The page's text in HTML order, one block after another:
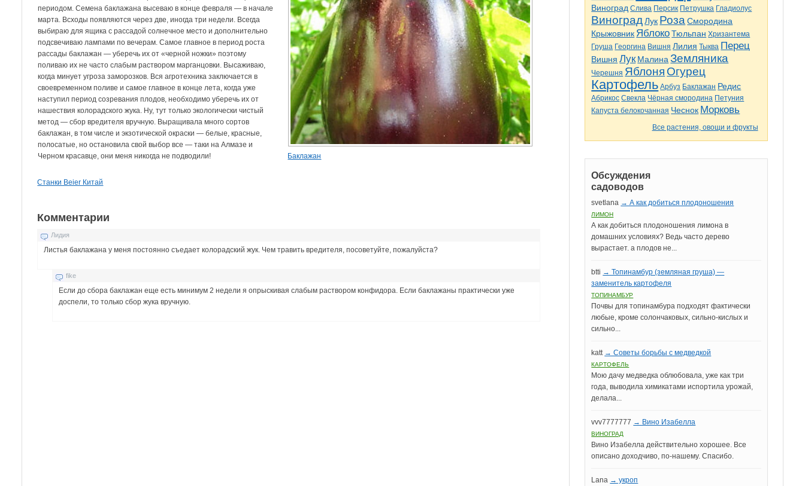
Баклажан
периодом. Семена баклажана высеваю в конце февраля — в начале
марта. Всходы появляются через две, иногда три недели. Всегда
выбираю для ящика с рассадой солнечное место и дополнительно
подсвечиваю лампами по вечерам. Самое главное в период роста
рассады баклажан — уберечь их от «черной ножки» поэтому
поливаю их не часто слабым раствором марганцовки. Высаживаю,
когда минует угроза заморозков. Вся агротехника заключается в
своевременном поливе и самое главное в конце лета, когда уже
наступил период созревания плодов, необходимо уберечь их от
нашествия колорадского жука. Ну, тут только экологически чистый
метод — сбор вредителя вручную. Выращивала много сортов
баклажан, в том числе и экзотической окраски — белые, красные,
полосатые, но остановила свой выбор все — таки на Алмазе и
Черном красавце, они меня никогда не подводили!
Станки Beier Китай
Комментарии
Лидия
Листья баклажана у меня постоянно съедает колорадский жук. Чем травить вредителя, посоветуйте, пожалуйста?
fike
Если до сбора баклажан еще есть минимум 2 недели я опрыскивая слабым раствором конфидора. Если баклажаны практически уже
доспели, то только сбор жука вручную.
Виноград Слива Персик Петрушка Гладиолус
Виноград Лук Роза Смородина
Крыжовник Яблоко Тюльпан Хризантема
Груша Георгина Вишня Лилия Тыква Перец
Вишня Лук Малина Земляника
Черешня Яблоня Огурец
Картофель Арбуз Баклажан Редис
Абрикос Свекла Чёрная смородина Петуния
Капуста белокочанная Чеснок Морковь
Все растения, овощи и фрукты
Обсуждения
садоводов
svetlana → А как добиться плодоношения
ЛИМОН
А как добиться плодоношения лимона в
домашних условиях? Ведь часто дерево
вырастает. а плодов не...
btti → Топинамбур (земляная груша) —
заменитель картофеля
ТОПИНАМБУР
Почвы для топинамбура подходят фактически
любые, кроме солончаковых, сильно-кислых и
сильно...
katt → Советы борьбы с медведкой
КАРТОФЕЛЬ
Мою дачу медведка облюбовала, уже как три
года, выводила химикатами испортила урожай,
делала...
vvv7777777 → Вино Изабелла
ВИНОГРАД
Вино Изабелла действительно хорошее. Все
описано доходчиво, по-нашему. Спасибо.
Lana → укроп